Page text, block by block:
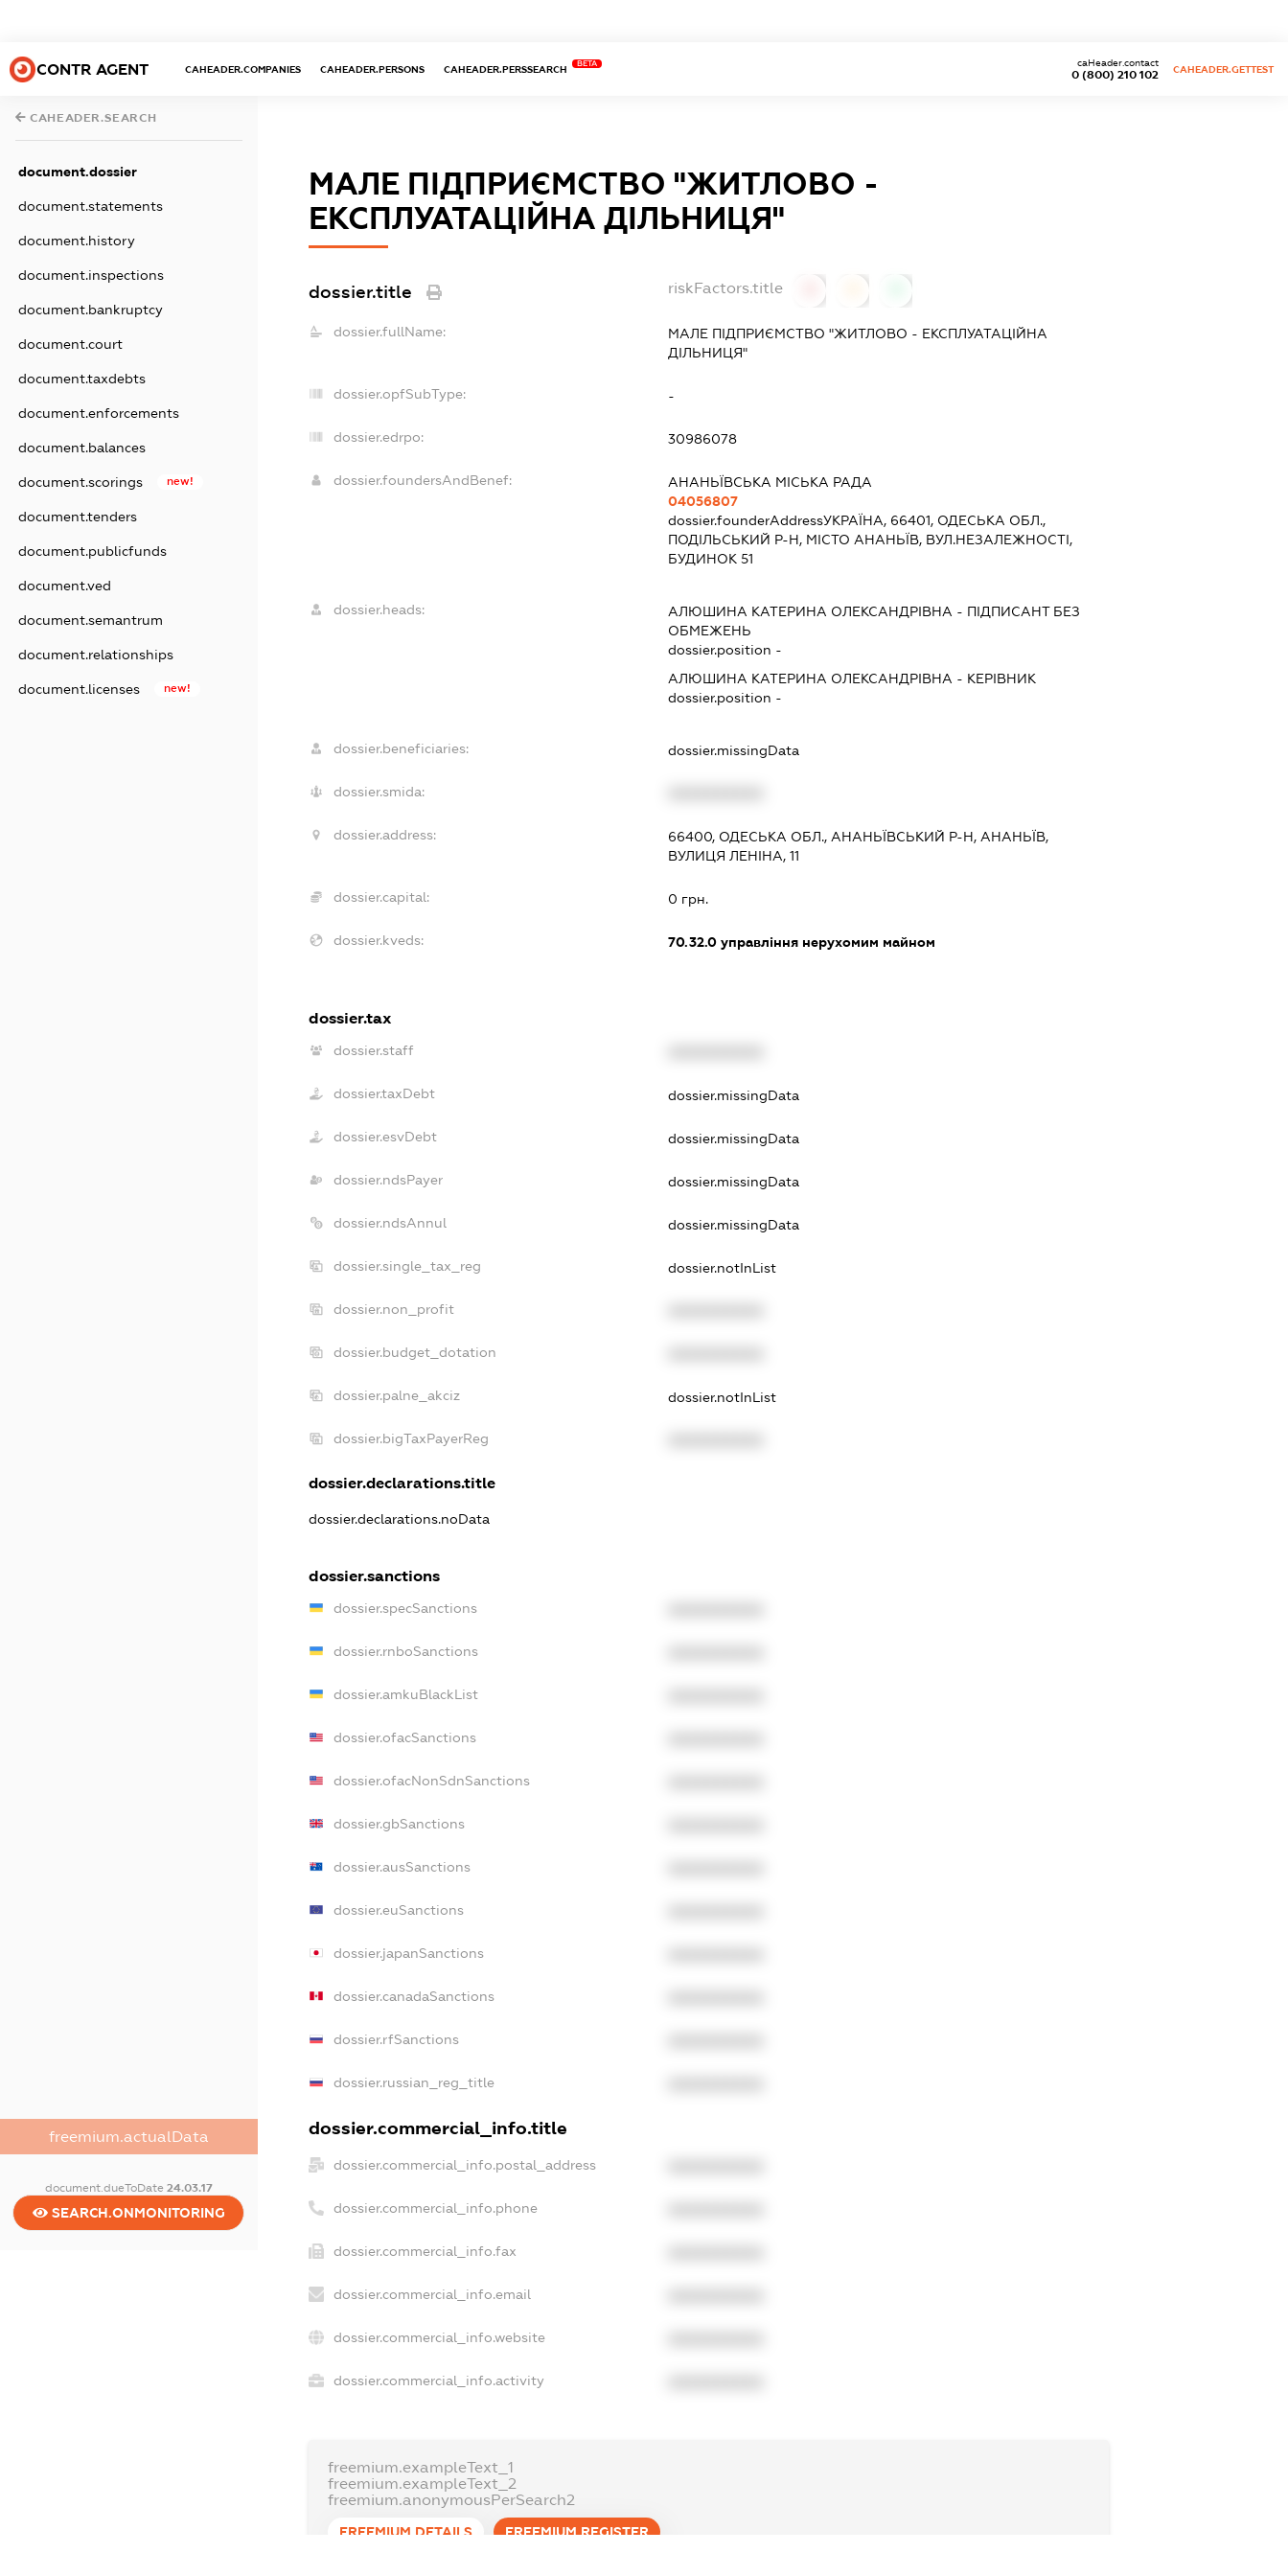
CONTR AGENT CAHEADER.COMPANIES CAHEADER.PERSONS CAHEADER.PERSSEARCH
BETA
0 (800) 210 102
caHeader.contact
CAHEADER.GETTEST
CAHEADER.SEARCH
document.dossier
document.statements
document.history
document.inspections
document.bankruptcy
document.court
document.taxdebts
document.enforcements
document.balances
document.scorings new!
document.tenders
document.publicfunds
document.ved
document.semantrum
document.relationships
document.licenses new!
freemium.actualData
document.dueToDate 24.03.17
SEARCH.ONMONITORING
МАЛЕ ПІДПРИЄМСТВО "ЖИТЛОВО -
ЕКСПЛУАТАЦІЙНА ДІЛЬНИЦЯ"
dossier.title riskFactors.title
dossier.fullName:
МАЛЕ ПІДПРИЄМСТВО "ЖИТЛОВО - ЕКСПЛУАТАЦІЙНА
ДІЛЬНИЦЯ"
dossier.opfSubType: -
dossier.edrpo: 30986078
dossier.foundersAndBenef:
АНАНЬЇВСЬКА МІСЬКА РАДА
04056807
dossier.founderAddressУКРАЇНА, 66401, ОДЕСЬКА ОБЛ.,
ПОДІЛЬСЬКИЙ Р-Н, МІСТО АНАНЬЇВ, ВУЛ.НЕЗАЛЕЖНОСТІ,
БУДИНОК 51
dossier.heads: АЛЮШИНА КАТЕРИНА ОЛЕКСАНДРІВНА - ПІДПИСАНТБЕЗ
ОБМЕЖЕНЬ
dossier.position -
АЛЮШИНА КАТЕРИНА ОЛЕКСАНДРІВНА - КЕРІВНИК
dossier.position -
dossier.beneficiaries: dossier.missingData
dossier.smida:
dossier.address:
66400, ОДЕСЬКА ОБЛ., АНАНЬЇВСЬКИЙ Р-Н, АНАНЬЇВ,
ВУЛИЦЯ ЛЕНІНА, 11
dossier.capital: 0 грн.
dossier.kveds: 70.32.0 управління нерухомим майном
dossier.tax
dossier.staff
dossier.taxDebt dossier.missingData
dossier.esvDebt dossier.missingData
dossier.ndsPayer dossier.missingData
dossier.ndsAnnul dossier.missingData
dossier.single_tax_reg dossier.notInList
dossier.non_profit
dossier.budget_dotation
dossier.palne_akciz dossier.notInList
dossier.bigTaxPayerReg
dossier.declarations.title
dossier.declarations.noData
dossier.sanctions
dossier.specSanctions
dossier.rnboSanctions
dossier.amkuBlackList
dossier.ofacSanctions
dossier.ofacNonSdnSanctions
dossier.gbSanctions
dossier.ausSanctions
dossier.euSanctions
dossier.japanSanctions
dossier.canadaSanctions
dossier.rfSanctions
dossier.russian_reg_title
dossier.commercial_info.title
dossier.commercial_info.postal_address
dossier.commercial_info.phone
dossier.commercial_info.fax
dossier.commercial_info.email
dossier.commercial_info.website
dossier.commercial_info.activity
freemium.exampleText_1
freemium.exampleText_2
freemium.anonymousPerSearch2
FREEMIUM.DETAILS FREEMIUM.REGISTER